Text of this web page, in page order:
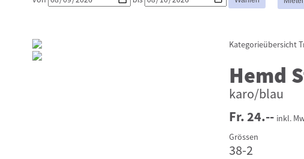
Kategorieübersicht
Hemd
karo/blau
Fr. 24.-- inkl.
Grössen
38-2